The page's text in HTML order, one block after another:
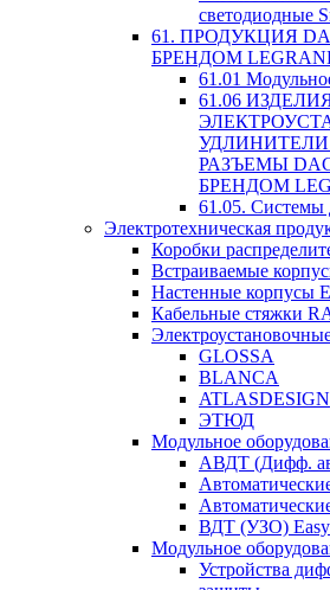
светодиодные
61. ПРОДУКЦИЯ
БРЕНДОМ
61.01
61.06
РАЗЪЕМЫ
БРЕНДОМ
61.05. Системы
Электротехническая
Коробки
Встраиваемые
Настенные корпусы
Кабельные стяжки
GLOSSA
BLANCA
ATLASDESIGN
ЭТЮД
Модульное
АВДТ (Дифф.
ВДТ (УЗО)
Модульное
Устройства